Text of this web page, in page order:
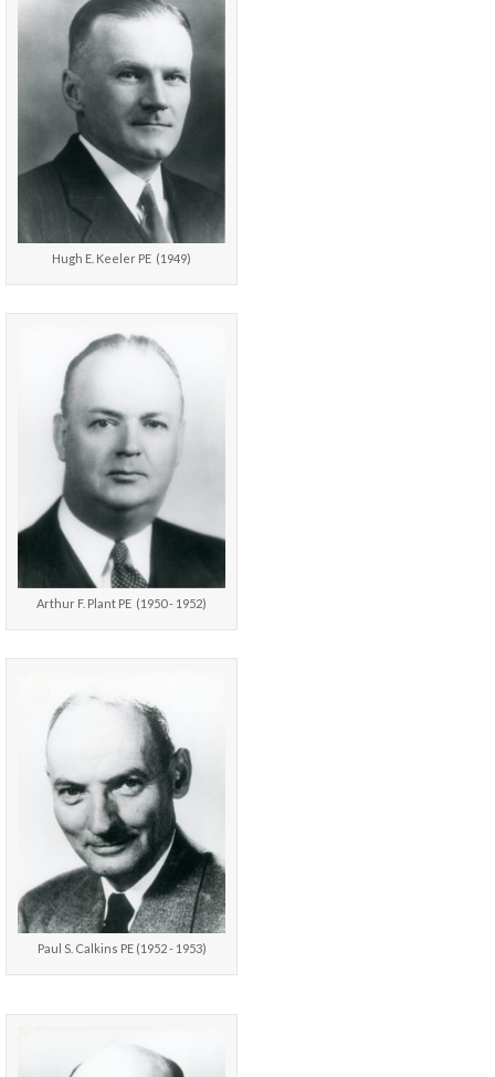
Hugh E. Keeler PE (1949)
Arthur F. Plant PE (1950 - 1952)
Paul S. Calkins PE (1952 - 1953)